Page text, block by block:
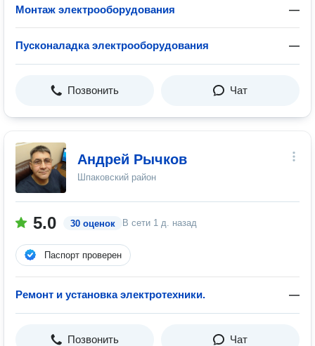
Монтаж электрооборудования —
Пусконаладка электрооборудования —
Позвонить Чат
Андрей Рычков
Шпаковский район
5.0 30 оценок В сети 1 д. назад
Паспорт проверен
Ремонт и установка электротехники. —
Позвонить Чат